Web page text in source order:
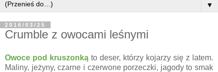
▼
2016/03/25
Crumble z owocami leśnymi
Owoce pod kruszonką to deser, którzy kojarzy się z latem.
Maliny, jeżyny, czarne i czerwone porzeczki, jagody to smak